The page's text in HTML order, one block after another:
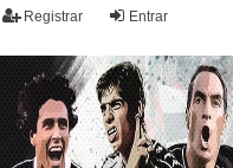
Entrar
Registrar